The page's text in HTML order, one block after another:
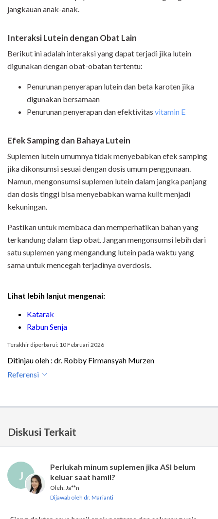
jangkauan anak-anak.
Interaksi Lutein dengan Obat Lain
Berikut ini adalah interaksi yang dapat terjadi jika lutein
digunakan dengan obat-obatan tertentu:
Penurunan penyerapan lutein dan beta karoten jika
digunakan bersamaan
Penurunan penyerapan dan efektivitas vitamin E
Efek Samping dan Bahaya Lutein
Suplemen lutein umumnya tidak menyebabkan efek samping
jika dikonsumsi sesuai dengan dosis umum penggunaan.
Namun, mengonsumsi suplemen lutein dalam jangka panjang
dan dosis tinggi bisa menyebabkan warna kulit menjadi
kekuningan.
Pastikan untuk membaca dan memperhatikan bahan yang
terkandung dalam tiap obat. Jangan mengonsumsi lebih dari
satu suplemen yang mengandung lutein pada waktu yang
sama untuk mencegah terjadinya overdosis.
Lihat lebih lanjut mengenai:
Katarak
Rabun Senja
Terakhir diperbarui: 10 Februari 2026